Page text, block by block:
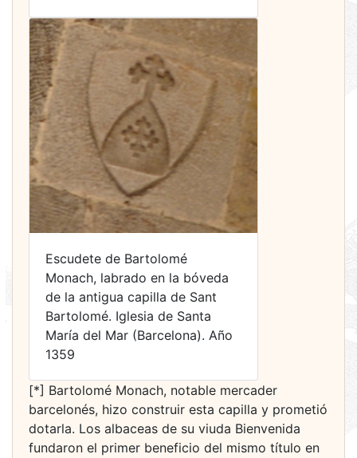
Escudete de Bartolomé
Monach, labrado en la bóveda
de la antigua capilla de Sant
Bartolomé. Iglesia de Santa
María del Mar (Barcelona). Año
1359
[*] Bartolomé Monach, notable mercader
barcelonés, hizo construir esta capilla y prometió
dotarla. Los albaceas de su viuda Bienvenida
fundaron el primer beneficio del mismo título en